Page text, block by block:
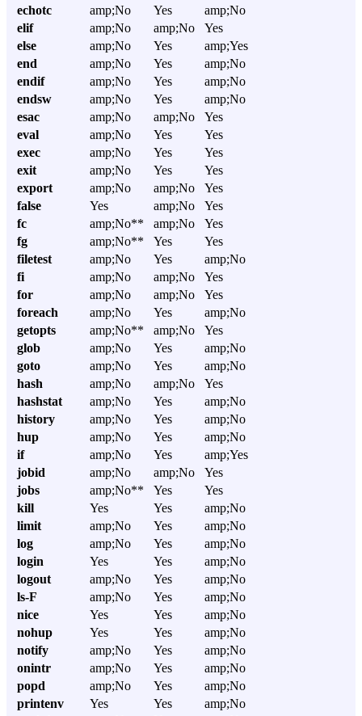
echotc amp;No Yes
amp;No
elif
amp;No amp;No
Yes
else
amp;No Yes
amp;Yes
end
amp;No Yes
amp;No
endif
amp;No Yes
amp;No
endsw
amp;No Yes
amp;No
esac
amp;No amp;No
Yes
eval
amp;No Yes
Yes
exec
amp;No Yes
Yes
exit
amp;No Yes
Yes
export
amp;No amp;No
Yes
false
Yes amp;No
Yes
fc
amp;No** amp;No
Yes
fg
amp;No** Yes
Yes
filetest
amp;No Yes
amp;No
fi
amp;No amp;No
Yes
for
amp;No amp;No
Yes
foreach
amp;No Yes
amp;No
getopts
amp;No** amp;No
Yes
glob
amp;No Yes
amp;No
goto
amp;No Yes
amp;No
hash
amp;No amp;No
Yes
hashstat
amp;No Yes
amp;No
history
amp;No Yes
amp;No
hup
amp;No Yes
amp;No
if
amp;No Yes
amp;Yes
jobid
amp;No amp;No
Yes
jobs
amp;No** Yes
Yes
kill
Yes Yes
amp;No
limit
amp;No Yes
amp;No
log
amp;No Yes
amp;No
login
Yes Yes
amp;No
logout
amp;No Yes
amp;No
ls-F
amp;No Yes
amp;No
nice
Yes Yes
amp;No
nohup
Yes Yes
amp;No
notify
amp;No Yes
amp;No
onintr
amp;No Yes
amp;No
popd
amp;No Yes
amp;No
printenv
Yes Yes
amp;No